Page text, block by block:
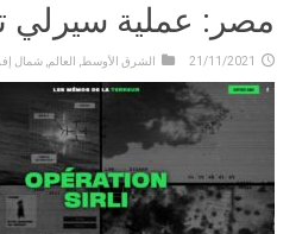
مصر: عملية سيرلي
21/11/2021 الشرق الأوسط العالم ,شمال